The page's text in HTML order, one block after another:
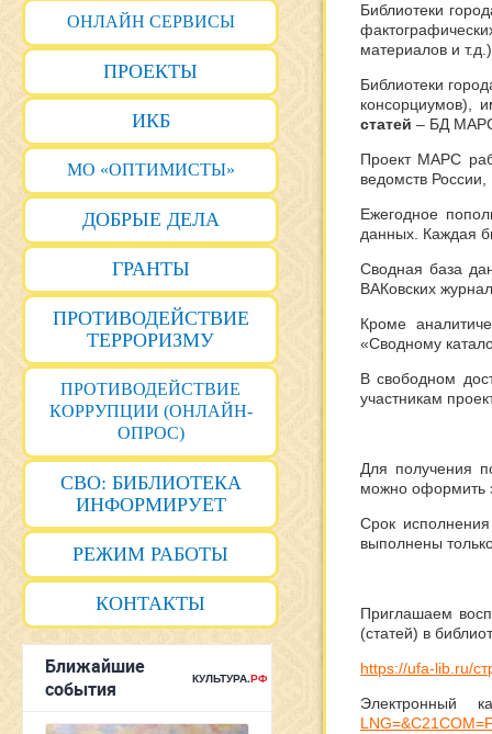
ОНЛАЙН СЕРВИСЫ
ПРОЕКТЫ
ИКБ
МО «ОПТИМИСТЫ»
ДОБРЫЕ ДЕЛА
ГРАНТЫ
ПРОТИВОДЕЙСТВИЕ
ТЕРРОРИЗМУ
ПРОТИВОДЕЙСТВИЕ
КОРРУПЦИИ (ОНЛАЙН-
ОПРОС)
СВО: БИБЛИОТЕКА
ИНФОРМИРУЕТ
РЕЖИМ РАБОТЫ
КОНТАКТЫ
Библиотеки
материалов и
Библиотеки
консорциумов),
статей – БД МАРС
Проект МАРС
ведомств
Ежегодное
данных. Каждая
Сводная база
ВАКовских
Кроме
«Сводному
В свободном
участникам
Для получения
можно оформить
Срок
выполнены
Приглашаем
(статей) в
https://ufa-lib.ru/